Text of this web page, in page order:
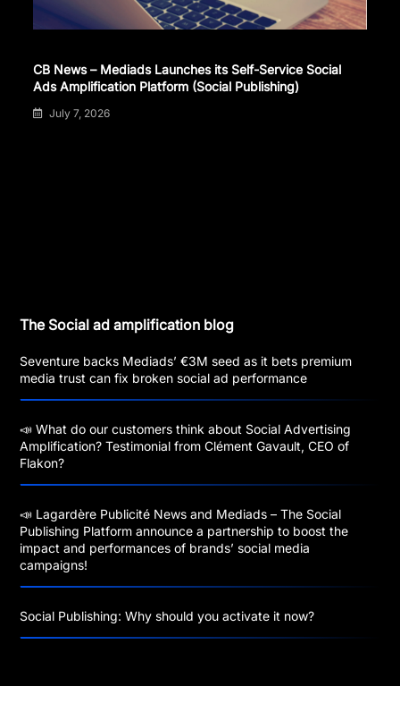
CB News – Mediads Launches its Self-Service Social
Ads Amplification Platform (Social Publishing)
July 7, 2026
The Social ad amplification blog
Seventure backs Mediads’ €3M seed as it bets premium
media trust can fix broken social ad performance
📣 What do our customers think about Social Advertising
Amplification? Testimonial from Clément Gavault, CEO of
Flakon?
📣 Lagardère Publicité News and Mediads – The Social
Publishing Platform announce a partnership to boost the
impact and performances of brands’ social media
campaigns!
Social Publishing: Why should you activate it now?